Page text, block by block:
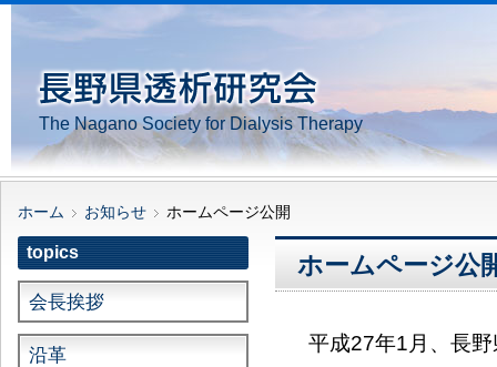
The Nagano Society for Dialysis Therapy
ホーム お知らせ ホームページ公開
ホームページ公
平成27年1月、長
topics
会長挨拶
沿革